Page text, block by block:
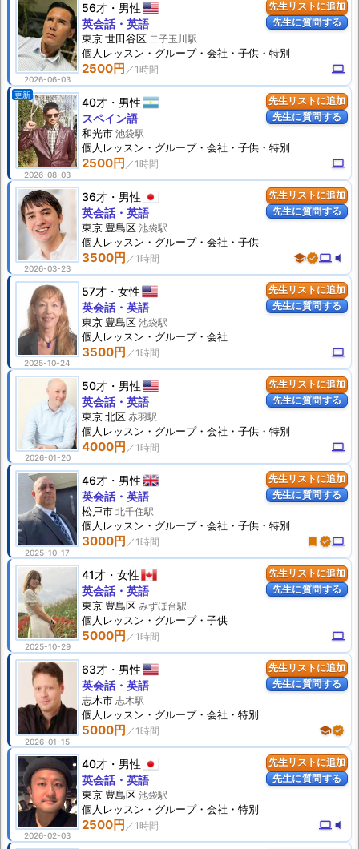
先生リストに追加
先生に質問する
2026-06-03
56才 男性
2500円 computer
英会話・英語
東京 世田谷区 二子玉川駅
個人 レッスン ・グループ・会社・子供・特別
先生リストに追加
先生に質問する
更新
2026-08-03
40才 男性
2500円 computer
スペイン語
和光市 池袋駅
個人 レッスン ・グループ・会社・子供・特別
先生リストに追加
先生に質問する
2026-03-23
36才 男性
3500円 schoolverifiedcomputer volume_mute
英会話・英語
東京 豊島区 池袋駅
個人 レッスン ・グループ・会社・子供
先生リストに追加
先生に質問する
2025-10-24
57才 女性
3500円 computer
英会話・英語
東京 豊島区 池袋駅
個人 レッスン ・グループ・会社
先生リストに追加
先生に質問する
2026-01-20
50才 男性
4000円 computer
英会話・英語
東京 北区 赤羽駅
個人 レッスン ・グループ・会社・子供・特別
先生リストに追加
先生に質問する
2025-10-17
46才 男性
3000円 turned_inverifiedcomputer
英会話・英語
松戸市 北千住駅
個人 レッスン ・グループ・会社・子供・特別
先生リストに追加
先生に質問する
2025-10-29
41才 女性
5000円 computer
英会話・英語
東京 豊島区 みずほ台駅
個人 レッスン ・グループ・子供
先生リストに追加
先生に質問する
2026-01-15
63才 男性
5000円 schoolverified
英会話・英語
志木市 志木駅
個人 レッスン ・グループ・会社・特別
先生リストに追加
先生に質問する
2026-02-03
40才 男性
2500円 computer volume_mute
英会話・英語
東京 豊島区 池袋駅
個人 レッスン ・グループ・会社・特別